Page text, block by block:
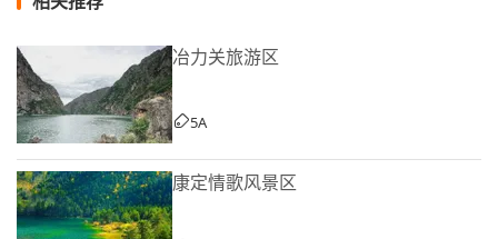
冶力关旅游区
5A
康定情歌风景区